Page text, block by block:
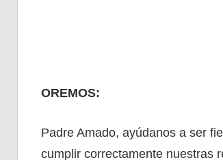
OREMOS:
Padre Amado, ayúdanos a ser
cumplir correctamente nuestras